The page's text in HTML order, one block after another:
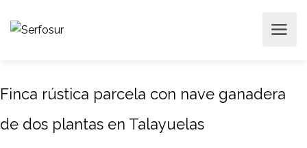
Finca rústica parcela con nave ganadera
de dos plantas en Talayuelas